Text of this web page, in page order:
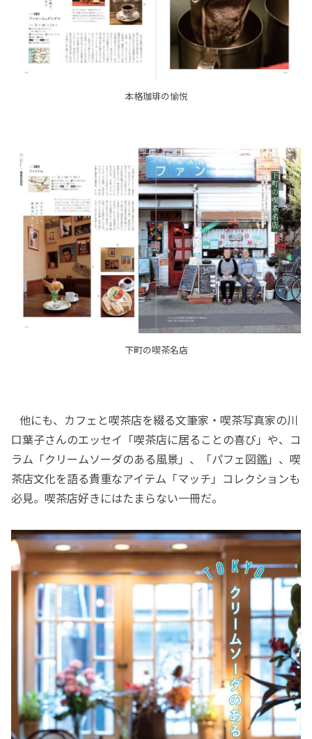
本格珈琲の愉悦
下町の喫茶名店
他にも、カフェと喫茶店を綴る文筆家・喫茶写真家の川
口葉子さんのエッセイ「喫茶店に居ることの喜び」や、コ
ラム「クリームソーダのある風景」、「パフェ図鑑」、喫
茶店文化を語る貴重なアイテム「マッチ」コレクションも
必見。喫茶店好きにはたまらない一冊だ。